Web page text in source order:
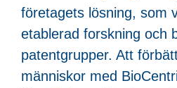
företagets lösning, som
etablerad forskning och
patentgrupper. Att
människor med